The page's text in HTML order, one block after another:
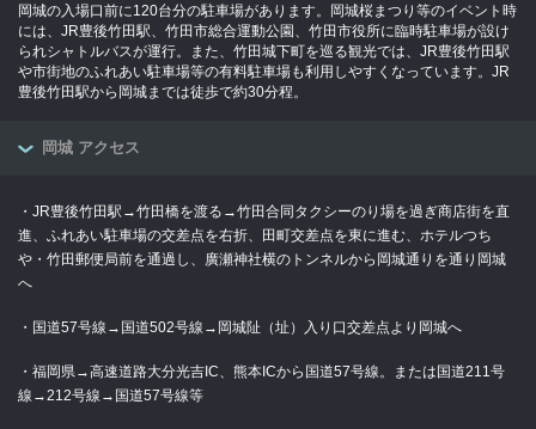
岡城の入場口前に120台分の駐車場があります。岡城桜まつり等のイベント時
には、JR豊後竹田駅、竹田市総合運動公園、竹田市役所に臨時駐車場が設け
られシャトルバスが運行。また、竹田城下町を巡る観光では、JR豊後竹田駅
や市街地のふれあい駐車場等の有料駐車場も利用しやすくなっています。JR
豊後竹田駅から岡城までは徒歩で約30分程。
岡城 アクセス
・JR豊後竹田駅→竹田橋を渡る→竹田合同タクシーのり場を過ぎ商店街を直
進、ふれあい駐車場の交差点を右折、田町交差点を東に進む、ホテルつち
や・竹田郵便局前を通過し、廣瀬神社横のトンネルから岡城通りを通り岡城
へ
・国道57号線→国道502号線→岡城阯（址）入り口交差点より岡城へ
・福岡県→高速道路大分光吉IC、熊本ICから国道57号線。または国道211号
線→212号線→国道57号線等